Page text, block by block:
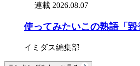
連載 2026.08.07
使ってみたいこの熟語「毀
イミダス編集部